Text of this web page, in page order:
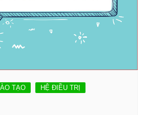
TẠO
HỆ ĐIỀU TRỊ